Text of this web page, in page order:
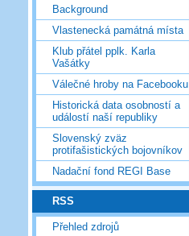
Background
Vlastenecká památná místa
Klub přátel pplk. Karla
Vašátky
Válečné hroby na Facebooku
Historická data osobností a
událostí naší republiky
Slovenský zväz
protifašistických bojovníkov
Nadační fond REGI Base
RSS
Přehled zdrojů